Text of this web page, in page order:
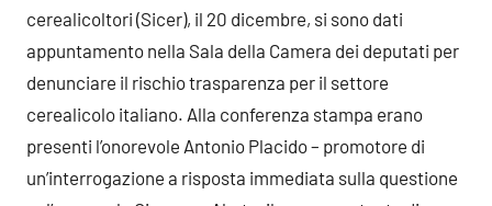
cerealicoltori (Sicer), il 20 dicembre, si sono dati
appuntamento nella Sala della Camera dei deputati per
denunciare il rischio trasparenza per il settore
cerealicolo italiano. Alla conferenza stampa erano
presenti l’onorevole Antonio Placido – promotore di
un’interrogazione a risposta immediata sulla questione